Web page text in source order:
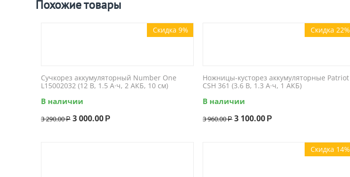
Похожие товары
Скидка 9%
Сучкорез аккумуляторный Number One
L15002032 (12 В, 1.5 А·ч, 2 АКБ, 10 см)
В наличии
3 290.00 Р 3 000.00 Р
Скидка 22%
Ножницы-кусторез аккумуляторные Patriot
CSH 361 (3.6 В, 1.3 А·ч, 1 АКБ)
В наличии
3 960.00 Р 3 100.00 Р
Скидка 14%